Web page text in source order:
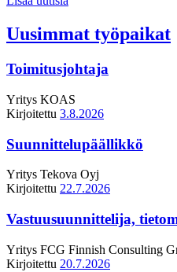
Uusimmat työpaikat
Toimitusjohtaja
Yritys KOAS
Kirjoitettu 3.8.2026
Suunnittelupäällikkö
Yritys Tekova Oyj
Kirjoitettu 22.7.2026
Vastuusuunnittelija,
Yritys FCG Finnish Consulting
Kirjoitettu 20.7.2026